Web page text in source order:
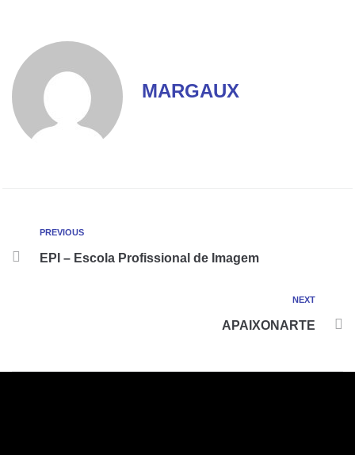
MARGAUX
PREVIOUS
EPI – Escola Profissional de Imagem
NEXT
APAIXONARTE